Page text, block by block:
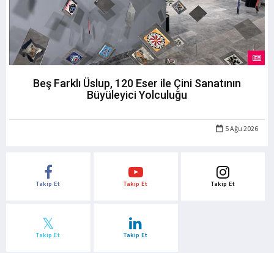
Beş Farklı Üslup, 120 Eser ile Çini Sanatının
Büyüleyici Yolculuğu
5 Ağu 2026
Takip Et Takip Et Takip Et
Takip Et Takip Et